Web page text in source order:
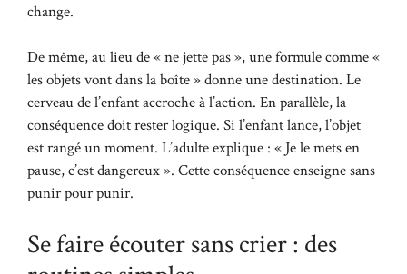
change.
De même, au lieu de « ne jette pas », une formule comme «
les objets vont dans la boîte » donne une destination. Le
cerveau de l’enfant accroche à l’action. En parallèle, la
conséquence doit rester logique. Si l’enfant lance, l’objet
est rangé un moment. L’adulte explique : « Je le mets en
pause, c’est dangereux ». Cette conséquence enseigne sans
punir pour punir.
Se faire écouter sans crier : des